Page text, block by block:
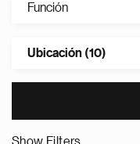
Función
Ubicación (10)